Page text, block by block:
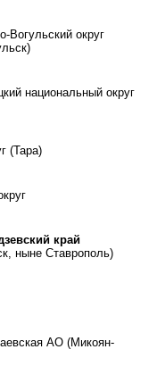
Вогульский округ
национальный округ
(Тара)
край
ныне Ставрополь)
АО (Микоян-